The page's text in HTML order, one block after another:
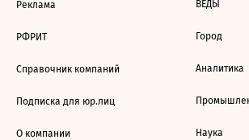
Реклама
РФРИТ
Справочник компаний
Подписка для юр.лиц
О компании
ВЕДЫ
Город
Аналитика
Наука